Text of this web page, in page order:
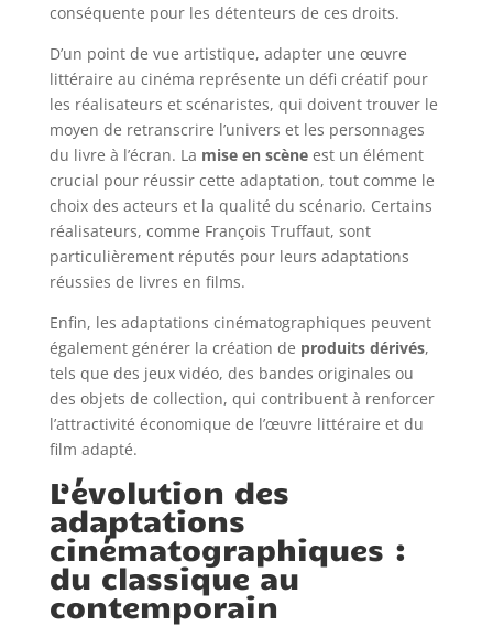
conséquente pour les détenteurs de ces droits.
D’un point de vue artistique, adapter une œuvre
littéraire au cinéma représente un défi créatif pour
les réalisateurs et scénaristes, qui doivent trouver le
moyen de retranscrire l’univers et les personnages
du livre à l’écran. La mise en scèneest un élément
crucial pour réussir cette adaptation, tout comme le
choix des acteurs et la qualité du scénario. Certains
réalisateurs, comme François Truffaut, sont
particulièrement réputés pour leurs adaptations
réussies de livres en films.
Enfin, les adaptations cinématographiques peuvent
également générer la création de produits dérivés,
tels que des jeux vidéo, des bandes originales ou
des objets de collection, qui contribuent à renforcer
l’attractivité économique de l’œuvre littéraire et du
film adapté.
L’évolution des
adaptations
cinématographiques :
du classique au
contemporain